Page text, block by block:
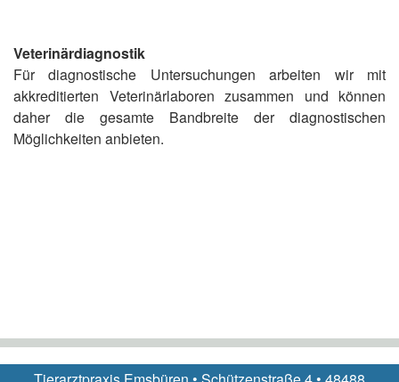
Veterinärdiagnostik
Für diagnostische Untersuchungen arbeiten wir mit
akkreditierten Veterinärlaboren zusammen und können
daher die gesamte Bandbreite der diagnostischen
Möglichkeiten anbieten.